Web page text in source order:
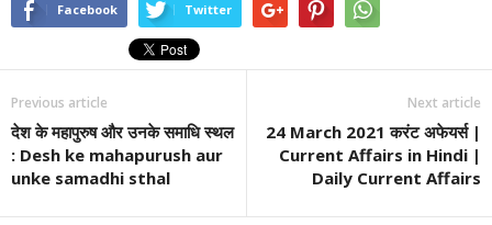
Facebook Twitter
Previous article
देश के महापुरुष और उनके समाधि स्थल
: Desh ke mahapurush aur
unke samadhi sthal
Next article
24 March 2021 करंट अफेयर्स |
Current Affairs in Hindi |
Daily Current Affairs